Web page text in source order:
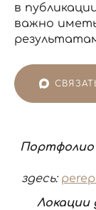
в
важно
Портфолио
здесь:
Локации